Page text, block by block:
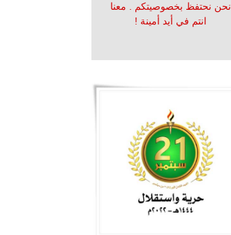
نحن نحتفظ بخصوصيتكم . معنا
انتم في أيد أمينة !